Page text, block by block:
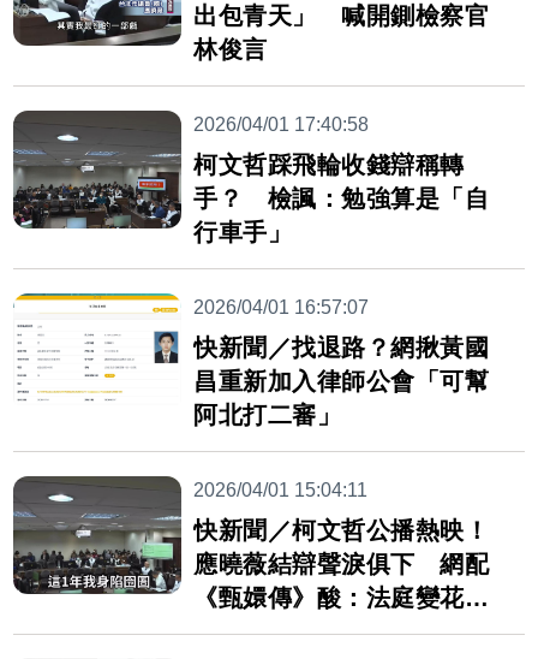
出包青天」 喊開鍘檢察官
林俊言
2026/04/01 17:40:58
柯文哲踩飛輪收錢辯稱轉
手？ 檢諷：勉強算是「自
行車手」
2026/04/01 16:57:07
快新聞／找退路？網揪黃國
昌重新加入律師公會「可幫
阿北打二審」
2026/04/01 15:04:11
快新聞／柯文哲公播熱映！
應曉薇結辯聲淚俱下 網配
《甄嬛傳》酸：法庭變花系
列